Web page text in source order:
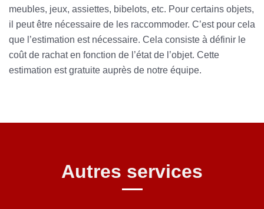
meubles, jeux, assiettes, bibelots, etc. Pour certains objets,
il peut être nécessaire de les raccommoder. C’est pour cela
que l’estimation est nécessaire. Cela consiste à définir le
coût de rachat en fonction de l’état de l’objet. Cette
estimation est gratuite auprès de notre équipe.
Autres services